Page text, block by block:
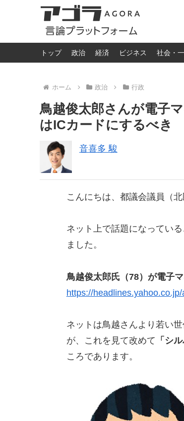
トップ 政治 経済 ビジネス 社会・
ホーム 政治 行政
鳥越俊太郎さんが電子
はICカードにするべき
音喜多 駿
こんにちは、都議会議員（
ネット上で話題になってい
ました。
鳥越俊太郎氏（78）が電子
https://
ネットは鳥越さんより若い
が、これを見て改めて 「シ
ころであります。